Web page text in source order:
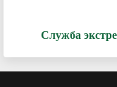
Служба